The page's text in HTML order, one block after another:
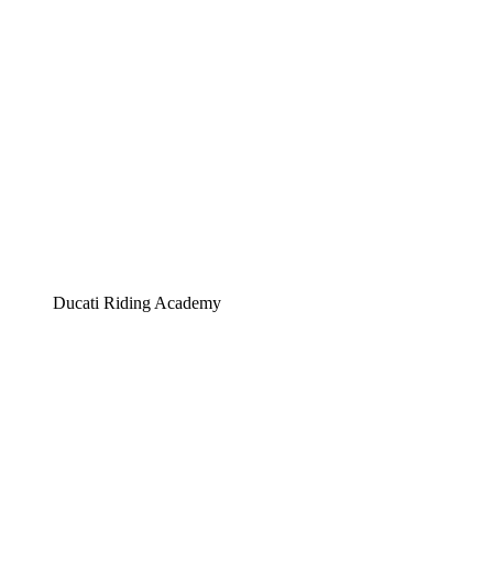
Ducati Riding Academy